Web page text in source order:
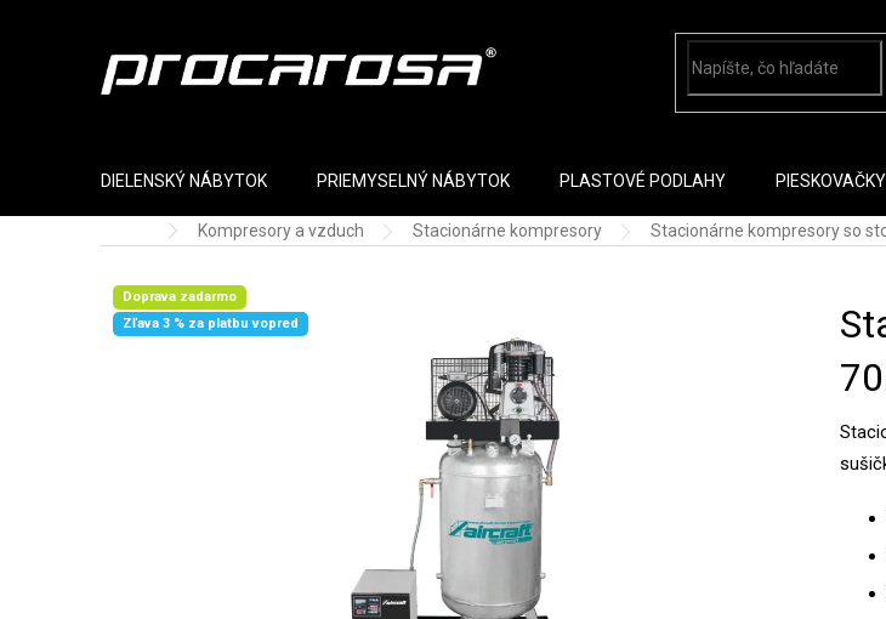
DIELENSKÝ NÁBYTOK PRIEMYSELNÝ NÁBYTOK PLASTOVÉ PODLAHY PIESKOVAČKY
Domov Kompresory a vzduch Stacionárne kompresory Stacionárne kompresory so
Doprava zadarmo
Zľava 3 % za platbu vopred